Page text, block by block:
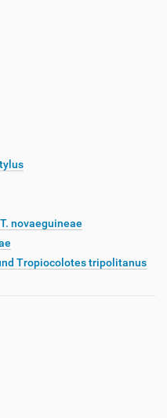
novaeguineae
Tropiocolotes tripolitanus